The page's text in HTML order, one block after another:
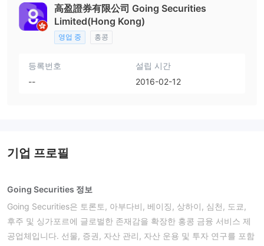
高盈證券有限公司 Going Securities
Limited(Hong Kong)
영업 중 홍콩
등록번호
--
설립 시간
2016-02-12
기업 프로필
Going Securities 정보
Going Securities은 토론토, 아부다비, 베이징, 상하이, 심천, 도쿄,
후주 및 싱가포르에 글로벌한 존재감을 확장한 홍콩 금융 서비스 제
공업체입니다. 선물, 증권, 자산 관리, 자산 운용 및 투자 연구를 포함